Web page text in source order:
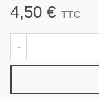
4,50 € TTC
-